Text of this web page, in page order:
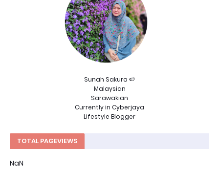
Sunah Sakura 🍉
Malaysian
Sarawakian
Currently in Cyberjaya
Lifestyle Blogger
TOTAL PAGEVIEWS
NaN